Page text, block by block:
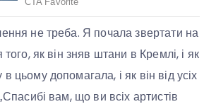
не треба. Я почала звертати на
того, як він зняв штани в Кремлі, і як
цьому допомагала, і як він від усіх
вам, що ви всіх артистів